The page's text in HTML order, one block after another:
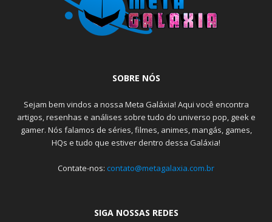
SOBRE NÓS
Sejam bem vindos a nossa Meta Galáxia! Aqui você encontra
artigos, resenhas e análises sobre tudo do universo pop, geek e
gamer. Nós falamos de séries, filmes, animes, mangás, games,
HQs e tudo que estiver dentro dessa Galáxia!
Contate-nos: contato@metagalaxia.com.br
SIGA NOSSAS REDES